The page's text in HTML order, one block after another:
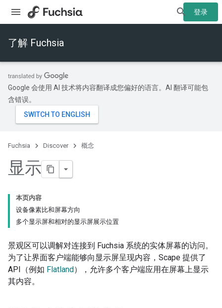
登录
了解 Fuchsia
Google 会使用 AI 技术将内容翻译成您偏好的语言。AI 翻译可能包
含错误。
Fuchsia Discover 概念
显示
本页内容
设备像素比和屏幕方向
多个显示屏和相对的显示屏展示位置
景观区可以调解对连接到 Fuchsia 系统的实体屏幕的访问。
为了让界面客户端能够向显示屏呈现内容，Scape 提供了
API（例如 Flatland），允许多个客户端应用在屏幕上显示
其内容。